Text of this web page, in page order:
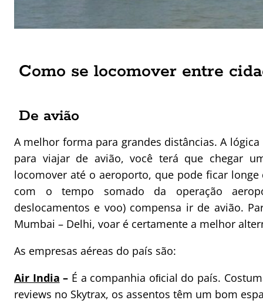
Como se locomover entre
De avião
A melhor forma para grandes distâncias. A
para viajar de avião, você terá que chegar
locomover até o aeroporto, que pode ficar
com o tempo somado da operação
deslocamentos e voo) compensa ir de avião.
Mumbai – Delhi, voar é certamente a melhor
As empresas aéreas do país são:
Air India – É a companhia oﬁcial do país.
reviews no Skytrax, os assentos têm um bom